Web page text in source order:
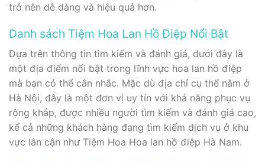
trở nên dễ dàng và hiệu quả hơn.
Danh sách Tiệm Hoa Lan Hồ Điệp Nổi Bật
Dựa trên thông tin tìm kiếm và đánh giá, dưới đây là
một địa điểm nổi bật trong lĩnh vực hoa lan hồ điệp
mà bạn có thể cân nhắc. Mặc dù địa chỉ cụ thể nằm ở
Hà Nội, đây là một đơn vị uy tín với khả năng phục vụ
rộng khắp, được nhiều người tìm kiếm và đánh giá cao,
kể cả những khách hàng đang tìm kiếm dịch vụ ở khu
vực lân cận như Tiệm Hoa Hoa lan hồ điệp Hà Nam.